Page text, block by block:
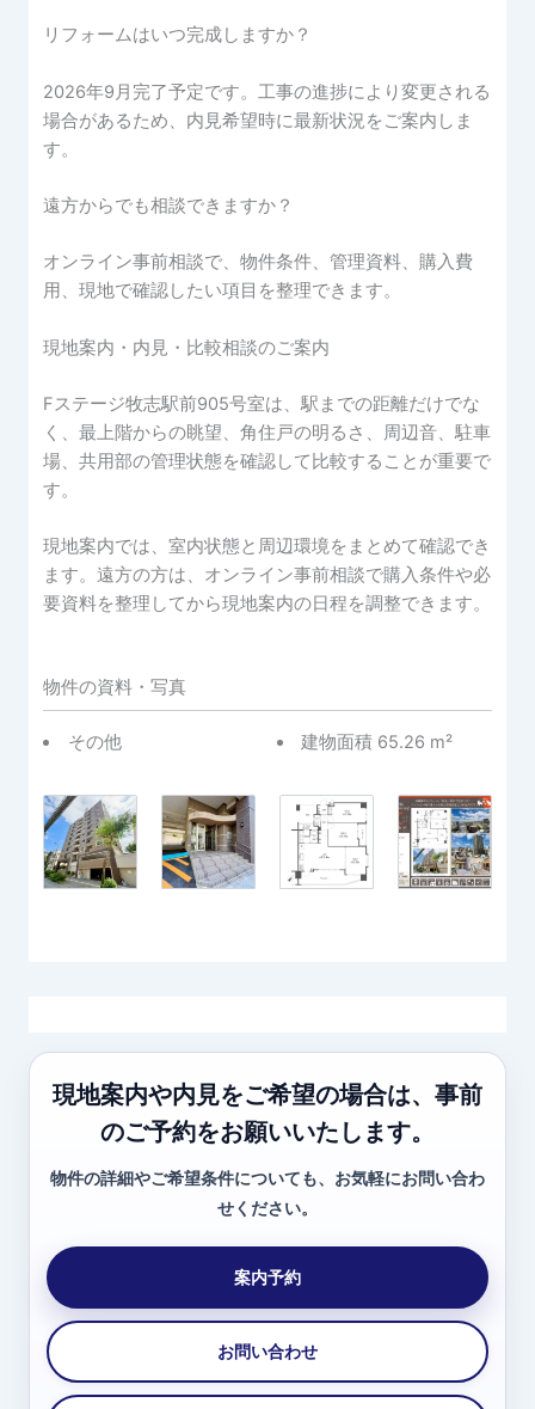
リフォームはいつ完成しますか？
2026年9月完了予定です。工事の進捗により変更される
場合があるため、内見希望時に最新状況をご案内しま
す。
遠方からでも相談できますか？
オンライン事前相談で、物件条件、管理資料、購入費
用、現地で確認したい項目を整理できます。
現地案内・内見・比較相談のご案内
Fステージ牧志駅前905号室は、駅までの距離だけでな
く、最上階からの眺望、角住戸の明るさ、周辺音、駐車
場、共用部の管理状態を確認して比較することが重要で
す。
現地案内では、室内状態と周辺環境をまとめて確認でき
ます。遠方の方は、オンライン事前相談で購入条件や必
要資料を整理してから現地案内の日程を調整できます。
物件の資料・写真
その他 建物面積 65.26 m²